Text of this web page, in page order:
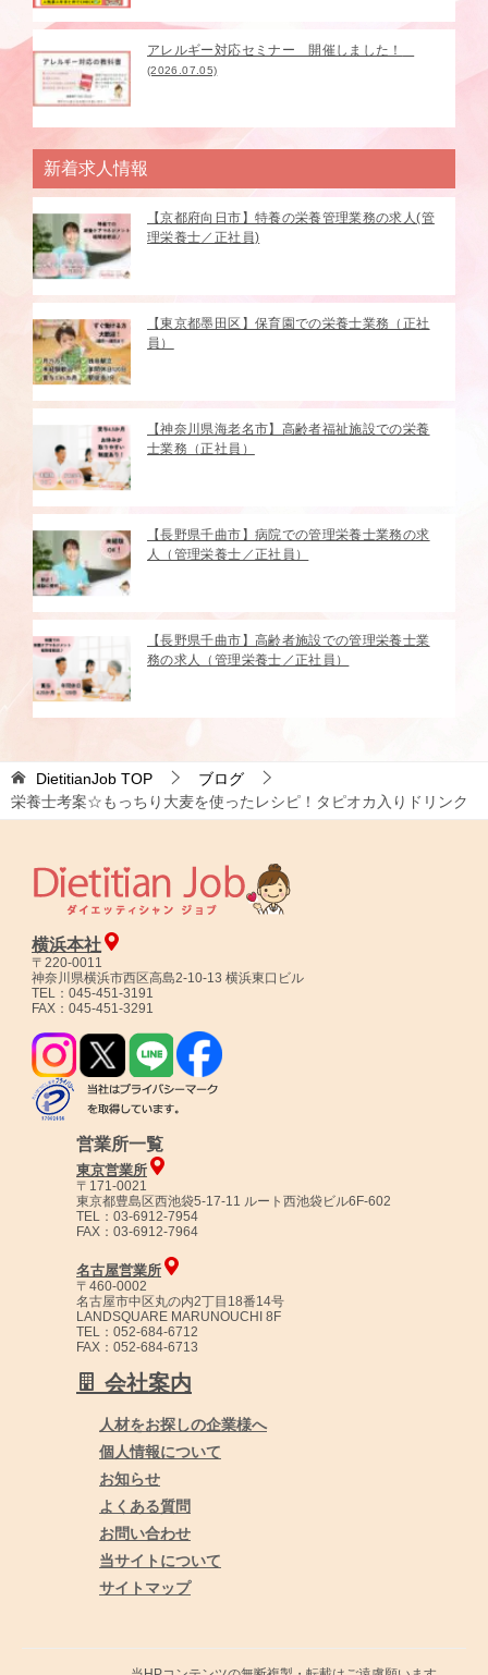
アレルギー対応セミナー 開催しました！
(2026.07.05)
新着求人情報
【京都府向日市】特養の栄養管理業務の求人(管
理栄養士／正社員)
【東京都墨田区】保育園での栄養士業務（正社
員）
【神奈川県海老名市】高齢者福祉施設での栄養
士業務（正社員）
【長野県千曲市】病院での管理栄養士業務の求
人（管理栄養士／正社員）
【長野県千曲市】高齢者施設での管理栄養士業
務の求人（管理栄養士／正社員）
DietitianJob TOP
ブログ
栄養士考案☆もっちり大麦を使ったレシピ！タピオカ入りドリンク
横浜本社
〒220-0011
神奈川県横浜市西区高島2-10-13 横浜東口ビル
TEL：045-451-3191
FAX：045-451-3291
営業所一覧
東京営業所
〒171-0021
東京都豊島区西池袋5-17-11 ルート西池袋ビル6F-602
TEL：03-6912-7954
FAX：03-6912-7964
名古屋営業所
〒460-0002
名古屋市中区丸の内2丁目18番14号
LANDSQUARE MARUNOUCHI 8F
TEL：052-684-6712
FAX：052-684-6713
会社案内
人材をお探しの企業様へ
個人情報について
お知らせ
よくある質問
お問い合わせ
当サイトについて
サイトマップ